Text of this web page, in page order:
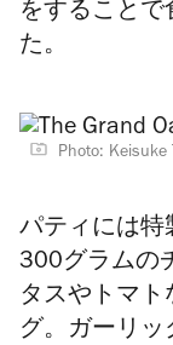
をすることで
た。
Photo: Keisuke
パティには特
300グラムの
タスやトマ
グ。ガーリッ